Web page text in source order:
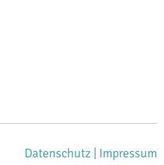
Impressum
Datenschutz |